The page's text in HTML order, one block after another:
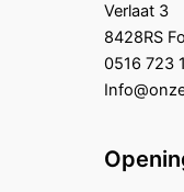
Verlaat 3
8428RS
0516 723